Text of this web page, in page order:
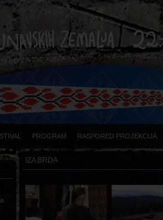
PROGRAM RASPORED PROJEKCIJA
IZA BRDA